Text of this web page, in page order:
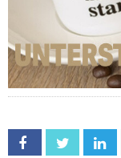
Facebook Twitter